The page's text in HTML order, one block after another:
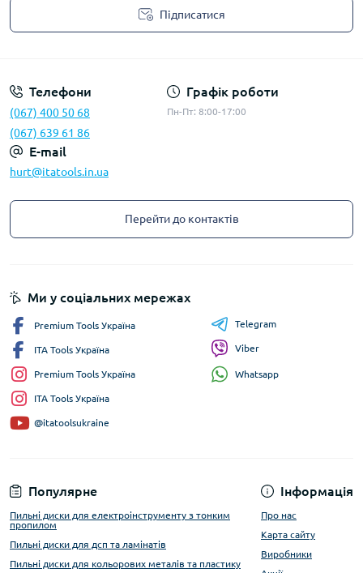
Підписатися
Телефони
(067) 400 50 68
(067) 639 61 86
Графік роботи
Пн-Пт: 8:00-17:00
E-mail
hurt@itatools.in.ua
Перейти до контактів
Популярне
Пильні диски для електроінструменту з тонким
пропилом
Пильні диски для дсп та ламінатів
Пильні диски для кольорових металів та пластику
Інформація
Про нас
Карта сайту
Виробники
Ми у соціальних мережах
Premium Tools Україна
ITA Tools Україна
Premium Tools Україна
ITA Tools Україна
@itatoolsukraine
Telegram
Viber
Whatsapp